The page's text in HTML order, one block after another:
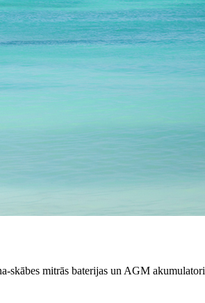
mitrās baterijas un AGM